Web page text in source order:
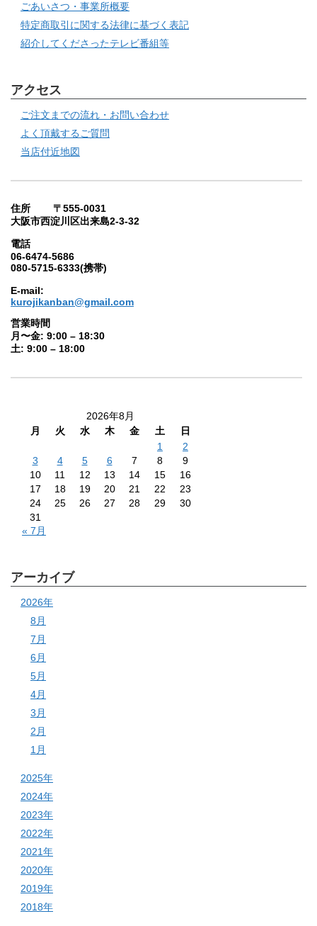
ごあいさつ・事業所概要
特定商取引に関する法律に基づく表記
紹介してくださったテレビ番組等
アクセス
ご注文までの流れ・お問い合わせ
よく頂戴するご質問
当店付近地図
住所 〒555-0031
大阪市西淀川区出来島2-3-32
電話
06-6474-5686
080-5715-6333(携帯)
E-mail:
kurojikanban@gmail.com
営業時間
月〜金: 9:00 – 18:30
土: 9:00 – 18:00
2026年8月
月
火 水 木 金 土
日
1
2
3
4 5 6 7 8
9
10
11 12 13 14 15
16
17
18 19 20 21 22
23
24
25 26 27 28 29
30
31
« 7月
アーカイブ
2026年
8月
7月
6月
5月
4月
3月
2月
1月
2025年
2024年
2023年
2022年
2021年
2020年
2019年
2018年